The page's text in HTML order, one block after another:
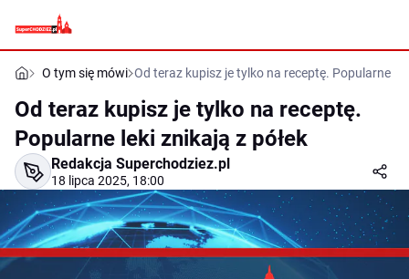
O tym się mówi Od teraz kupisz je tylko na receptę. Popularne
Od teraz kupisz je tylko na receptę.
Popularne leki znikają z półek
Redakcja Superchodziez.pl
18 lipca 2025, 18:00